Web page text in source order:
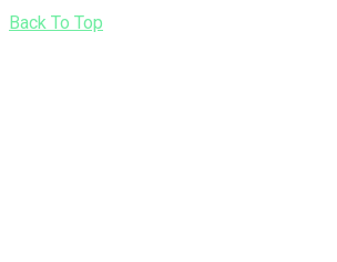
Back To Top